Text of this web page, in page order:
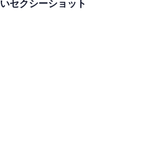
いセクシーショット